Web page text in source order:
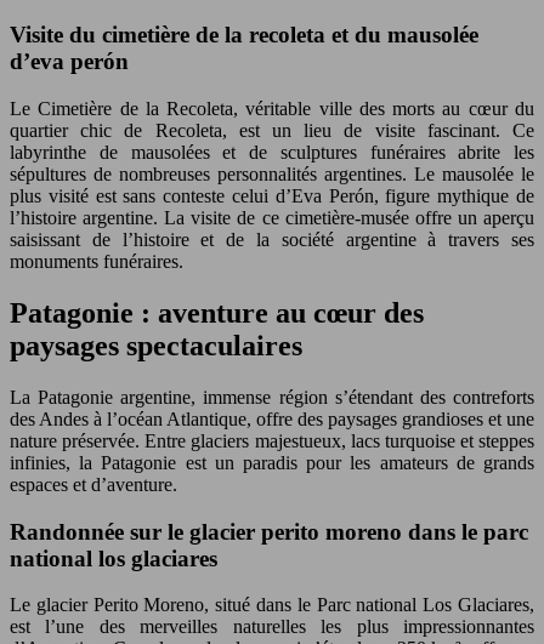
Visite du cimetière de la recoleta et du mausolée
d’eva perón
Le Cimetière de la Recoleta, véritable ville des morts au cœur du
quartier chic de Recoleta, est un lieu de visite fascinant. Ce
labyrinthe de mausolées et de sculptures funéraires abrite les
sépultures de nombreuses personnalités argentines. Le mausolée le
plus visité est sans conteste celui d’Eva Perón, figure mythique de
l’histoire argentine. La visite de ce cimetière-musée offre un aperçu
saisissant de l’histoire et de la société argentine à travers ses
monuments funéraires.
Patagonie : aventure au cœur des
paysages spectaculaires
La Patagonie argentine, immense région s’étendant des contreforts
des Andes à l’océan Atlantique, offre des paysages grandioses et une
nature préservée. Entre glaciers majestueux, lacs turquoise et steppes
infinies, la Patagonie est un paradis pour les amateurs de grands
espaces et d’aventure.
Randonnée sur le glacier perito moreno dans le parc
national los glaciares
Le glacier Perito Moreno, situé dans le Parc national Los Glaciares,
est l’une des merveilles naturelles les plus impressionnantes